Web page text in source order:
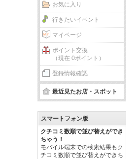
お気に入り
行きたいイベント
マイページ
ポイント交換
（現在 0ポイント）
登録情報確認
最近見たお店・スポット
スマートフォン版
クチコミ数順で並び替えができ
ちゃう！
モバイル端末での検索結果もク
チコミ数順で並び替えができち